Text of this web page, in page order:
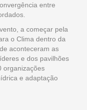
entre
a começar pela
o Clima dentro da
aconteceram as
e dos pavilhões
organizações
e adaptação